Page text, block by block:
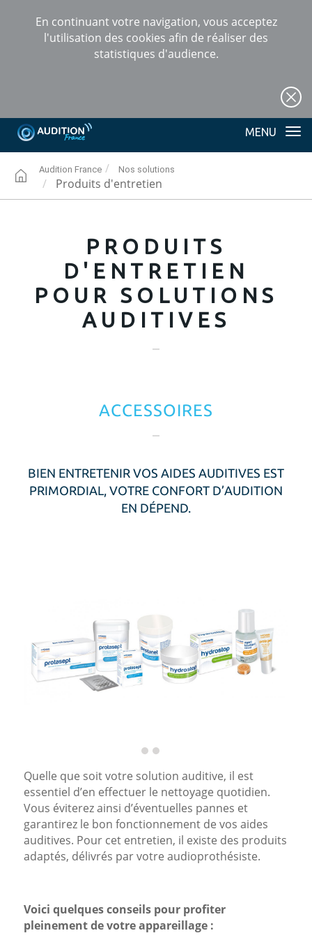
En continuant votre navigation, vous acceptez
l'utilisation des cookies afin de réaliser des
statistiques d'audience.
+
Audition France Nos solutions
Produits d'entretien
PRODUITS
D'ENTRETIEN
POUR SOLUTIONS
AUDITIVES
ACCESSOIRES
BIEN ENTRETENIR VOS AIDES AUDITIVES EST
PRIMORDIAL, VOTRE CONFORT D’AUDITION
EN DÉPEND.
Quelle que soit votre solution auditive, il est
essentiel d’en effectuer le nettoyage quotidien.
Vous éviterez ainsi d’éventuelles pannes et
garantirez le bon fonctionnement de vos aides
auditives. Pour cet entretien, il existe des produits
adaptés, délivrés par votre audioprothésiste.
Voici quelques conseils pour profiter
pleinement de votre appareillage :